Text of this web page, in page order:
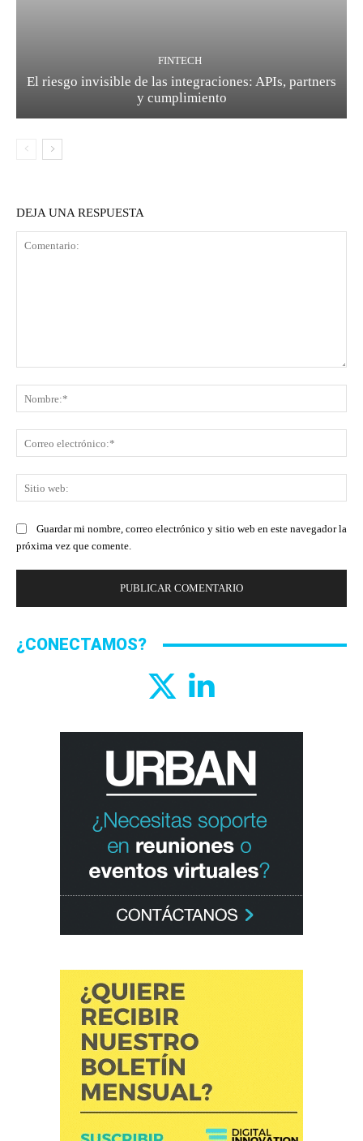
FINTECH
El riesgo invisible de las integraciones: APIs, partners
y cumplimiento
DEJA UNA RESPUESTA
Guardar mi nombre, correo electrónico y sitio web en este navegador la
próxima vez que comente.
¿CONECTAMOS?